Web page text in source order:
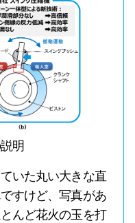
明
いた丸い大きな直
すけど、写真があ
んど花火の玉を打